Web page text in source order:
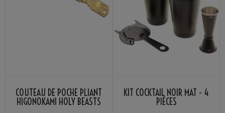
COUTEAU DE POCHE PLIANT
HIGONOKAMI HOLY BEASTS
KIT COCKTAIL NOIR MAT - 4
PIÈCES